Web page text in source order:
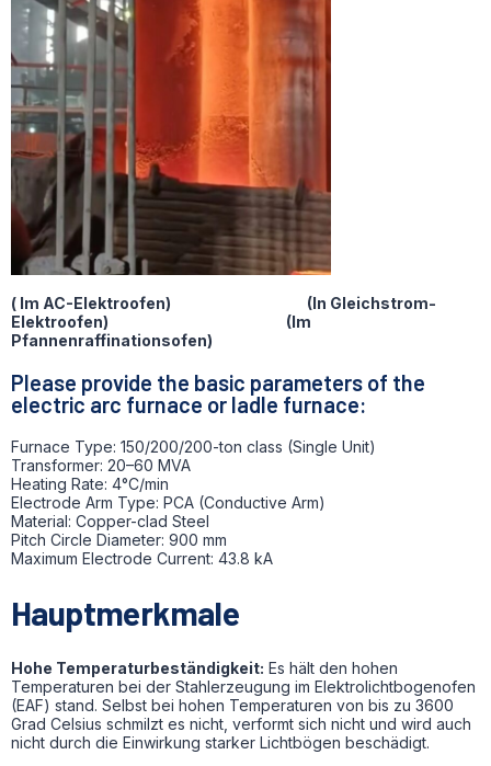
( Im AC-Elektroofen) (In Gleichstrom-
Elektroofen)
(Im
Pfannenraffinationsofen)
Please provide the basic parameters of the
electric arc furnace or ladle furnace:
Furnace Type: 150/200/200-ton class (Single Unit)
Transformer: 20–60 MVA
Heating Rate: 4°C/min
Electrode Arm Type: PCA (Conductive Arm)
Material: Copper-clad Steel
Pitch Circle Diameter: 900 mm
Maximum Electrode Current: 43.8 kA
Hauptmerkmale
Hohe Temperaturbeständigkeit: Es hält den hohen
Temperaturen bei der Stahlerzeugung im Elektrolichtbogenofen
(EAF) stand. Selbst bei hohen Temperaturen von bis zu 3600
Grad Celsius schmilzt es nicht, verformt sich nicht und wird auch
nicht durch die Einwirkung starker Lichtbögen beschädigt.